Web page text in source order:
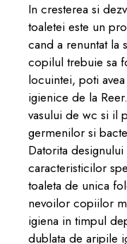
In cresterea si
toaletei este un
cand a renuntat la
copilul trebuie sa
locuintei, poti
igienice de la
vasului de wc si il
germenilor si
Datorita
caracteristicilor
toaleta de unica
nevoilor copiilor
igiena in timpul
dublata de aripile